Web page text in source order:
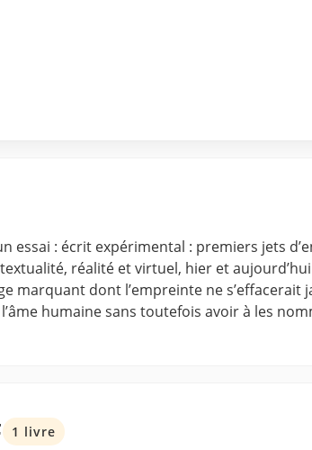
essai : écrit expérimental : premiers jets
réalité et virtuel, hier et
marquant dont l’empreinte ne s’effacerait
humaine sans toutefois avoir à les
1 livre